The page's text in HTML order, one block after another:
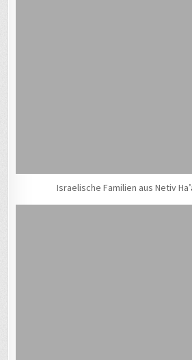
Israelische Familien aus Netiv